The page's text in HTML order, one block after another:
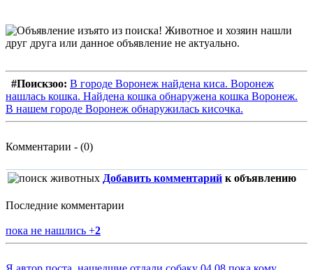
#Поискзоо: В городе Воронеж найдена киса. Воронеж
нашлась кошка. Найдена кошка обнаружена кошка Воронеж.
В нашем городе Воронеж обнаружилась кисочка.
Комментарии - (0)
Добавить комментарий к объявлению
Последние комментарии
пока не нашлись +2